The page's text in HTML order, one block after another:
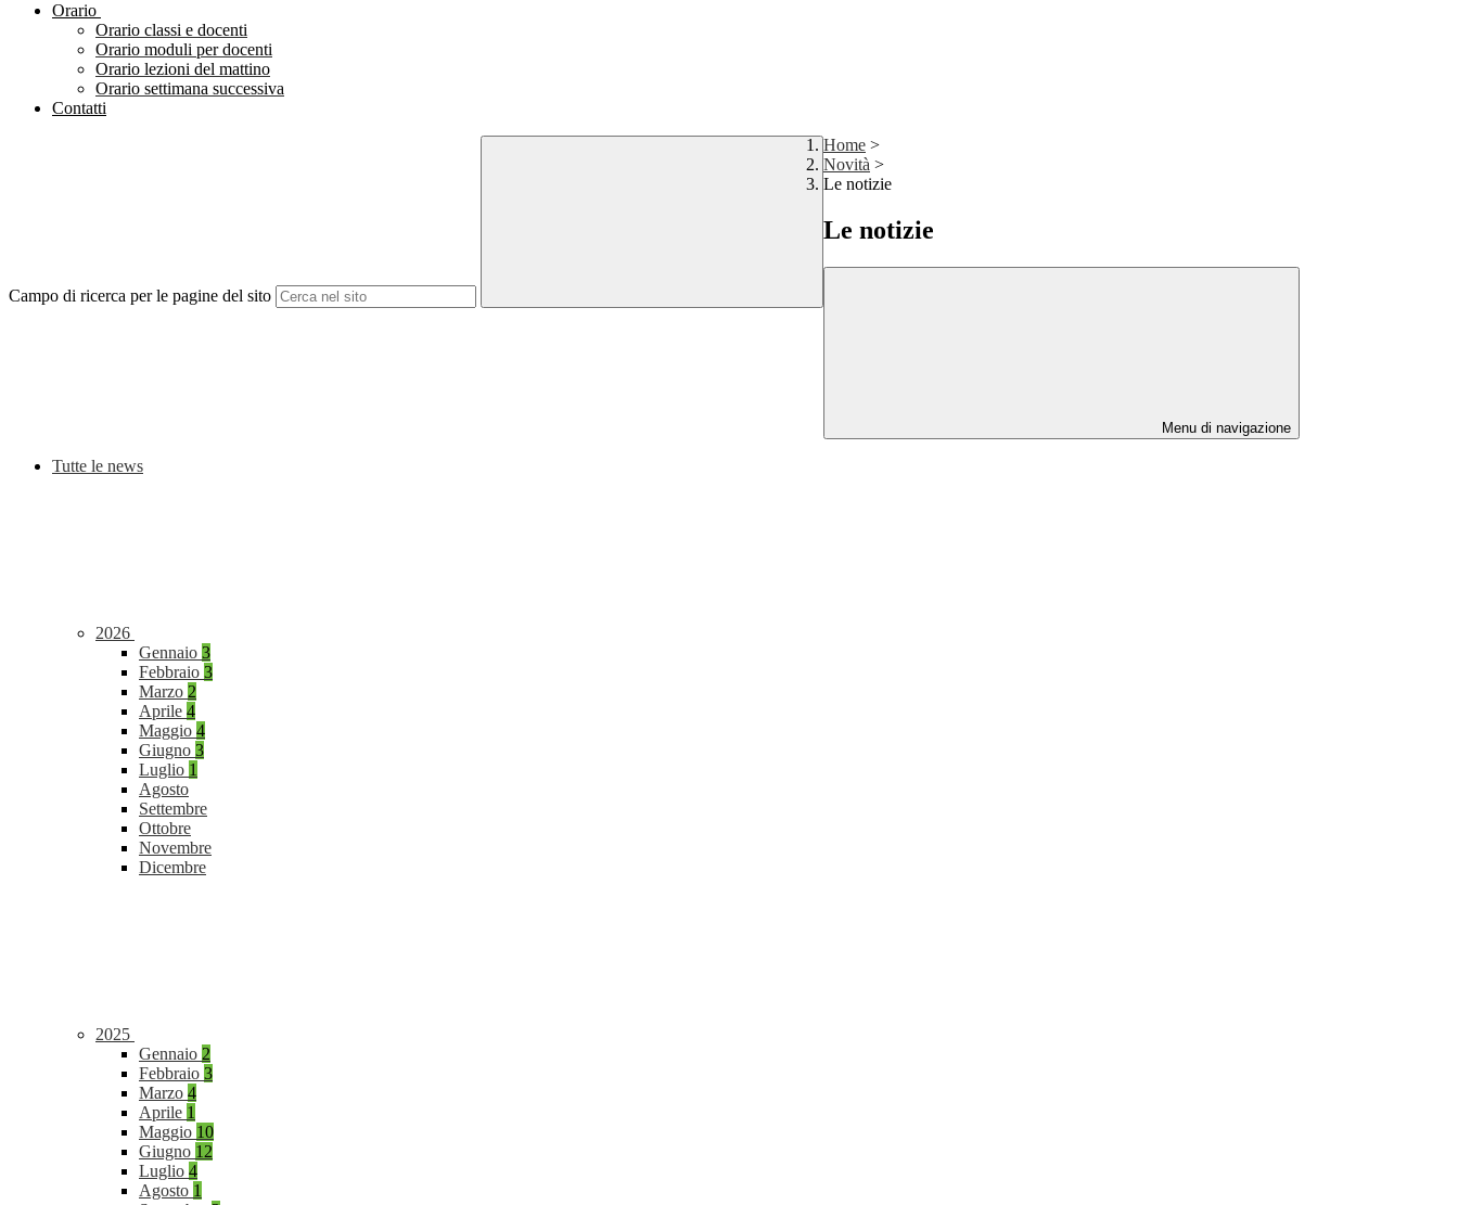
Orario
Orario classi e docenti
Orario moduli per docenti
Orario lezioni del mattino
Orario settimana successiva
Contatti
Campo di ricerca per le pagine del sito
Home >
Novità >
Le notizie
Le notizie
Menu di navigazione
Tutte le news
2026
Gennaio 3
Febbraio 3
Marzo 2
Aprile 4
Maggio 4
Giugno 3
Luglio 1
Agosto
Settembre
Ottobre
Novembre
Dicembre
2025
Gennaio 2
Febbraio 3
Marzo 4
Aprile 1
Maggio 10
Giugno 12
Luglio 4
Agosto 1